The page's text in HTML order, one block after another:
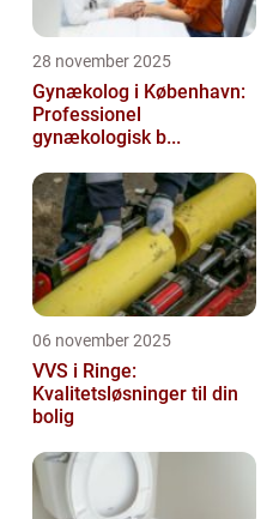
28 november 2025
Gynækolog i København:
Professionel
gynækologisk b...
06 november 2025
VVS i Ringe:
Kvalitetsløsninger til din
bolig